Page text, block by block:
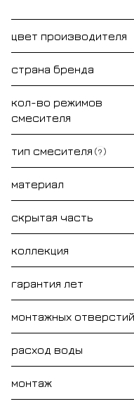
цвет производителя
страна бренда
кол-во режимов
смесителя
тип смесителя ?
материал
скрытая часть
коллекция
гарантия лет
монтажных отверстий
расход воды
монтаж